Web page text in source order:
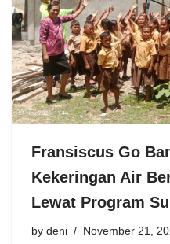
Fransiscus Go
Kekeringan Air
Lewat Program
by deni November 21,